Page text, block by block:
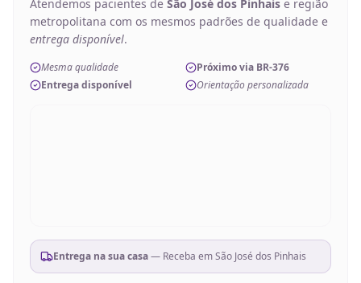
Atendemos pacientes de São José dos Pinhais e região
metropolitana com os mesmos padrões de qualidade e
entrega disponível.
Mesma qualidade
Próximo via BR-376
Entrega disponível
Orientação personalizada
Entrega na sua casa— Receba emSão José dos Pinhais